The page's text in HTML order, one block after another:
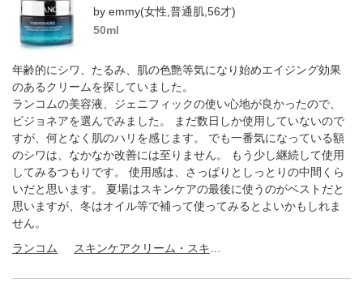
by emmy(女性,普通肌,56才)
50ml
年齢的にシワ、たるみ、肌の色艶等気になり始めエイジング効果
のあるクリームを探していました。
ランコムの美容液、ジェニフィックの使い心地が良かったので、
ビジョネアを選んでみました。 まだ数日しか使用していないので
すが、何となく肌のハリを感じます。 でも一番気になっている額
のシワは、なかなか改善には至りません。 もう少し継続して使用
してみるつもりです。 使用感は、さっぱりとしっとりの中間くら
いだと思います。 夏場はスキンケアの最後に使うのがベストだと
思いますが、冬はオイル等で補って使ってみるとよいかもしれま
せん。
ランコム